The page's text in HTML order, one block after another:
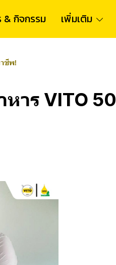
& กิจกรรม เพิ่มเติม
าชีพ!
าร VITO 50